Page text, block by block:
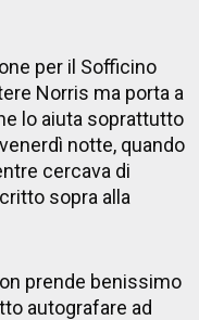
per il Sofficino
Norris ma porta a
lo aiuta soprattutto
notte, quando
cercava di
sopra alla
prende benissimo
autografare ad